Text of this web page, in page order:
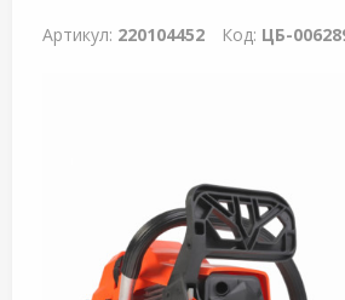
Артикул: 220104452 Код: ЦБ-